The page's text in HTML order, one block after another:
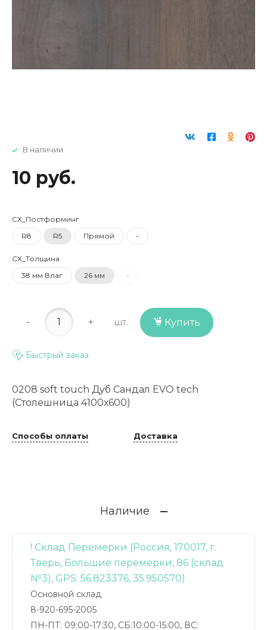
В наличии
10 руб.
СХ_Постформинг
R8
R5 Прямой -
СХ_Толщина
38 мм Влаг
26 мм -
- + шт. Купить
Быстрый заказ
0208 soft touch Дуб Сандал EVO tech
(Столешница 4100х600)
Способы оплаты Доставка
Наличие
! Склад Перемерки (Россия, 170017, г.
Тверь, Большие перемерки, 86 (склад
№3), GPS: 56.823376, 35.950570)
Основной склад
8-920-695-2005
ПН-ПТ: 09:00-17:30, СБ:10:00-15:00, ВС: